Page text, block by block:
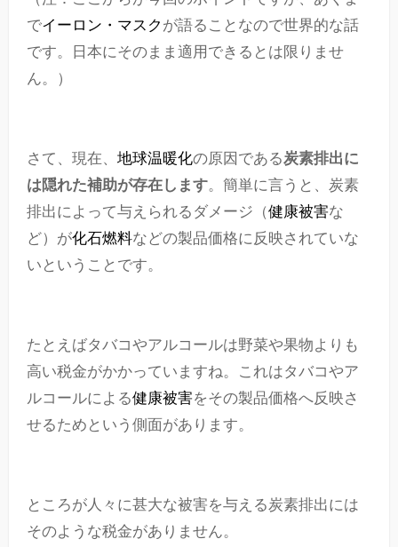
でイーロン・マスク が語ることなので世界的な話
です。日本にそのまま適用できるとは限りませ
ん。）
さて、現在、 地球温暖化の原因である炭素排出に
は隠れた補助が存在します。簡単に言うと、炭素
排出によって与えられるダメージ（健康被害な
ど）が化石燃料などの製品価格に反映されていな
いということです。
たとえばタバコやアルコールは野菜や果物よりも
高い税金がかかっていますね。これはタバコやア
ルコールによる健康被害をその製品価格へ反映さ
せるためという側面があります。
ところが人々に甚大な被害を与える炭素排出には
そのような税金がありません。